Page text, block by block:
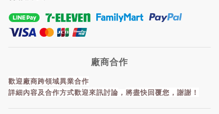
廠商合作
歡迎廠商跨領域異業合作
詳細內容及合作方式歡迎來訊討論 ， 將盡快回覆您，謝謝！